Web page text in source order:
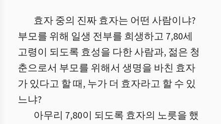
효자 중의 진짜 효자는 어떤 사람이냐?
부모를 위해 일생 전부를 희생하고 7,80세
고령이 되도록 효성을 다한 사람과, 젊은 청
춘으로서 부모를 위해서 생명을 바친 효자
가 있다고 할 때, 누가 더 효자라고 할 수 있
느냐?
아무리 7,80이 되도록 효자의 노릇을 했